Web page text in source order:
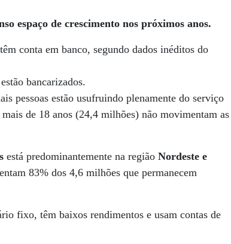
espaço de crescimento nos próximos anos.
conta em banco, segundo dados inéditos do
bancarizados.
pessoas estão usufruindo plenamente do serviço
de 18 anos (24,4 milhões) não movimentam as
está predominantemente na regiãoNordeste e
83% dos 4,6 milhões que permanecem
fixo, têm baixos rendimentos e usam contas de